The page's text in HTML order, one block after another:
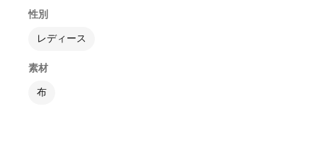
性別
レディース
素材
布